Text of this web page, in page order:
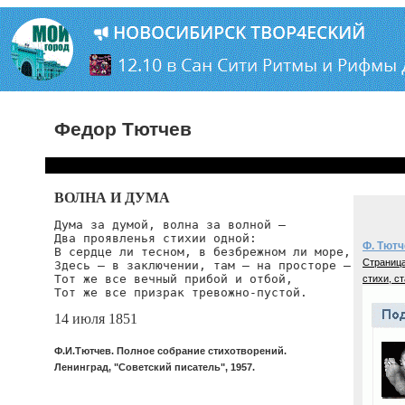
Федор Тютчев
ВОЛНА И ДУМА
Дума за думой, волна за волной –
Два проявленья стихии одной:
В сердце ли тесном, в безбрежном ли море,
Здесь – в заключении, там – на просторе –
Тот же все вечный прибой и отбой,
Тот же все призрак тревожно-пустой.
14 июля 1851
Ф.И.Тютчев. Полное собрание стихотворений.
Ленинград, "Советский писатель", 1957.
Ф.
стихи,